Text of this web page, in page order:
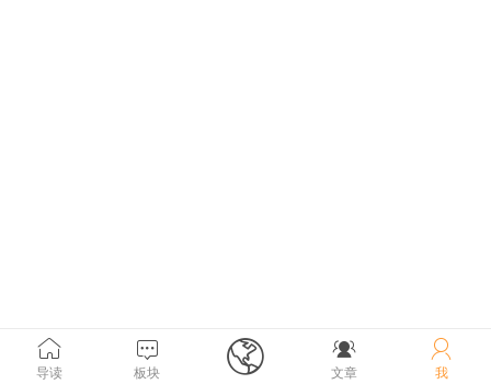

导读

板块  
文章

我